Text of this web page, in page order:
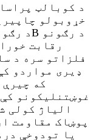
خړوبولو
رقابت
فلزاتو سره د
ډیری مواردو
که
غوښتنلیکونو
یا تودوخې